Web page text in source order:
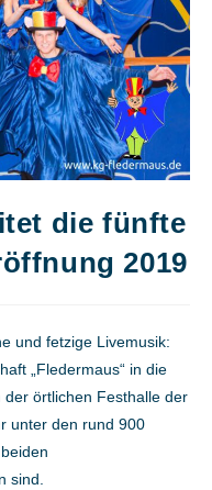
die fünfte
2019
und fetzige Livemusik:
„Fledermaus“ in die
örtlichen Festhalle der
unter den rund 900
sind.